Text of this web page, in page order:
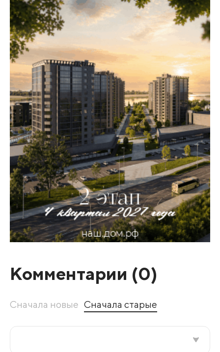
Комментарии (0)
Сначала новые Сначала старые